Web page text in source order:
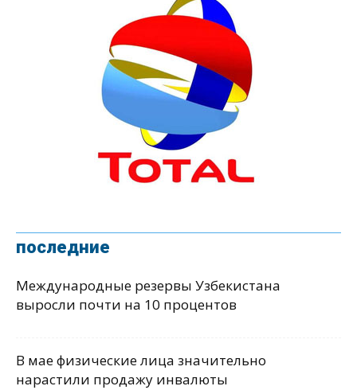
последние
Международные резервы Узбекистана
выросли почти на 10 процентов
В мае физические лица значительно
нарастили продажу инвалюты